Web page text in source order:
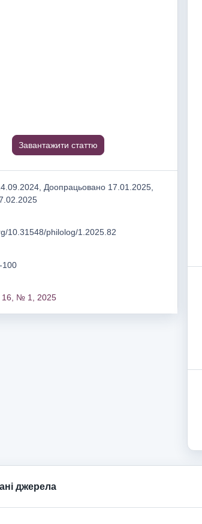
Завантажити статтю
Доопрацьовано 17.01.2025,
10.31548/philolog/1.2025.82
100
16, № 1, 2025
джерела